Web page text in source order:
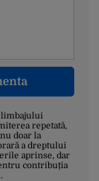
limbajului
repetată,
doar la
a dreptului
aprinse, dar
contribuția